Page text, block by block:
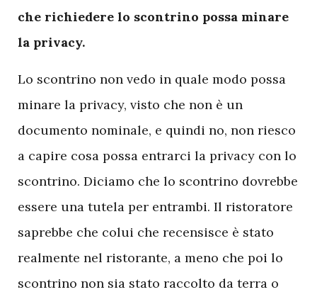
che richiedere lo scontrino possa minare
la privacy.
Lo scontrino non vedo in quale modo possa
minare la privacy, visto che non è un
documento nominale, e quindi no, non riesco
a capire cosa possa entrarci la privacy con lo
scontrino. Diciamo che lo scontrino dovrebbe
essere una tutela per entrambi. Il ristoratore
saprebbe che colui che recensisce è stato
realmente nel ristorante, a meno che poi lo
scontrino non sia stato raccolto da terra o